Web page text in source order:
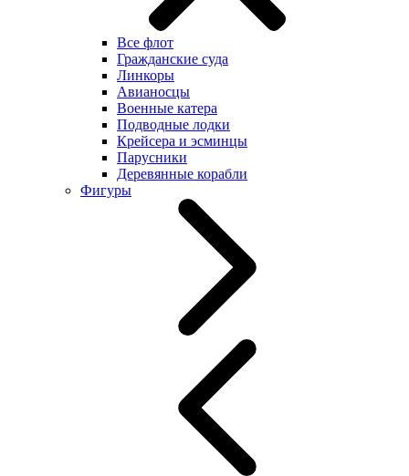
Все флот
Гражданские суда
Линкоры
Авианосцы
Военные катера
Подводные лодки
Крейсера и эсминцы
Парусники
Деревянные корабли
Фигуры